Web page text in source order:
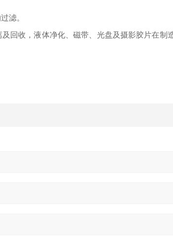
滤。
回收，液体净化、磁带、光盘及摄影胶片在制